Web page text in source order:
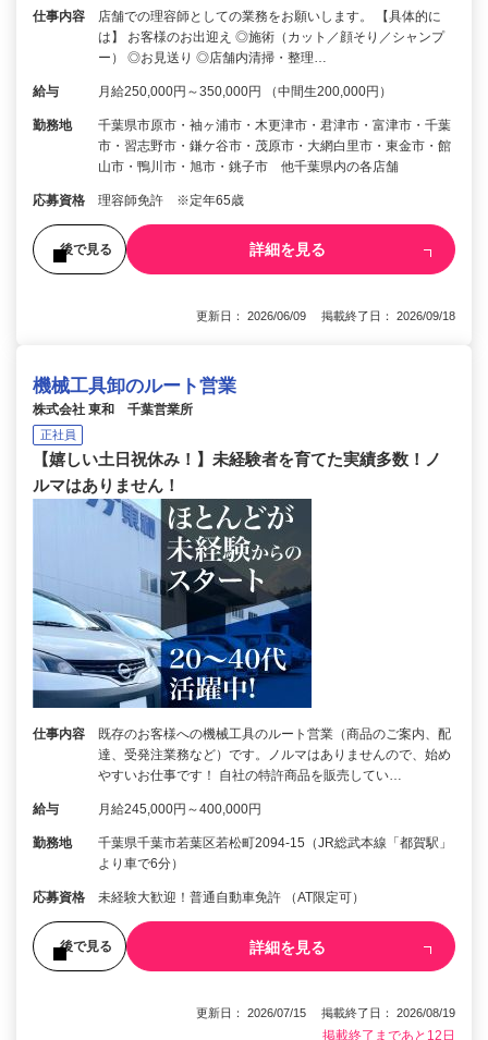
仕事内容
店舗での理容師としての業務をお願いします。 【具体的に
は】 お客様のお出迎え ◎施術（カット／顔そり／シャンプ
ー） ◎お見送り ◎店舗内清掃・整理…
給与 月給250,000円～350,000円 （中間生200,000円）
勤務地
千葉県市原市・袖ヶ浦市・木更津市・君津市・富津市・千葉
市・習志野市・鎌ケ谷市・茂原市・大網白里市・東金市・館
山市・鴨川市・旭市・銚子市 他千葉県内の各店舗
応募資格 理容師免許 ※定年65歳
後で見る 詳細を見る
更新日： 2026/06/09 掲載終了日： 2026/09/18
機械工具卸のルート営業
株式会社 東和 千葉営業所
正社員
【嬉しい土日祝休み！】未経験者を育てた実績多数！ノ
ルマはありません！
仕事内容
既存のお客様への機械工具のルート営業（商品のご案内、配
達、受発注業務など）です。ノルマはありませんので、始め
やすいお仕事です！ 自社の特許商品を販売してい…
給与 月給245,000円～400,000円
勤務地
千葉県千葉市若葉区若松町2094-15（JR総武本線「都賀駅」
より車で6分）
応募資格 未経験大歓迎！普通自動車免許 （AT限定可）
後で見る 詳細を見る
更新日： 2026/07/15 掲載終了日： 2026/08/19
掲載終了まであと12日